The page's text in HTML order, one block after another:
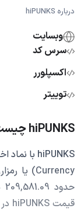
درباره hiPUNKS
وبسایت
سرس کد
اکسپلورر
توییتر
hiPUNKS چیست؟